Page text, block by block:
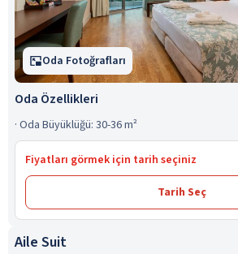
Oda Fotoğrafları
Oda Özellikleri
· Oda Büyüklüğü: 30-36 m²
Fiyatları görmek için tarih seçiniz
Tarih Seç
Aile Suit